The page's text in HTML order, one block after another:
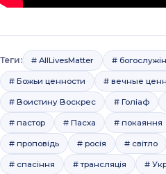
Теги: # AllLivesMatter #
# Божьи ценности # вечные
# Воистину Воскрес # Голіаф
# пастор # Пасха # покаяння
# проповідь # росія # світло
# спасіння # трансляція #